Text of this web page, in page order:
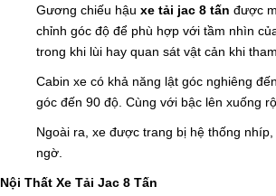
Gương chiếu hậu xe tải jac 8 tấn được
chỉnh góc độ để phù hợp với tầm nhìn
trong khi lùi hay quan sát vật cản khi
Cabin xe có khả năng lật góc nghiêng
góc đến 90 độ. Cùng với bậc lên xuống
Ngoài ra, xe được trang bị hệ thống
ngờ.
Nội Thất Xe Tải Jac 8 Tấn